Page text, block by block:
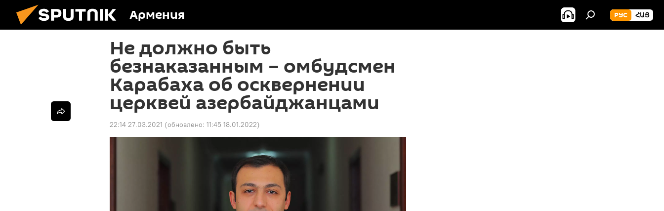
Армения РУС ՀԱՅ
Не должно быть
безнаказанным – омбудсмен
Карабаха об осквернении
церквей азербайджанцами
22:14 27.03.2021 (обновлено: 11:45 18.01.2022)